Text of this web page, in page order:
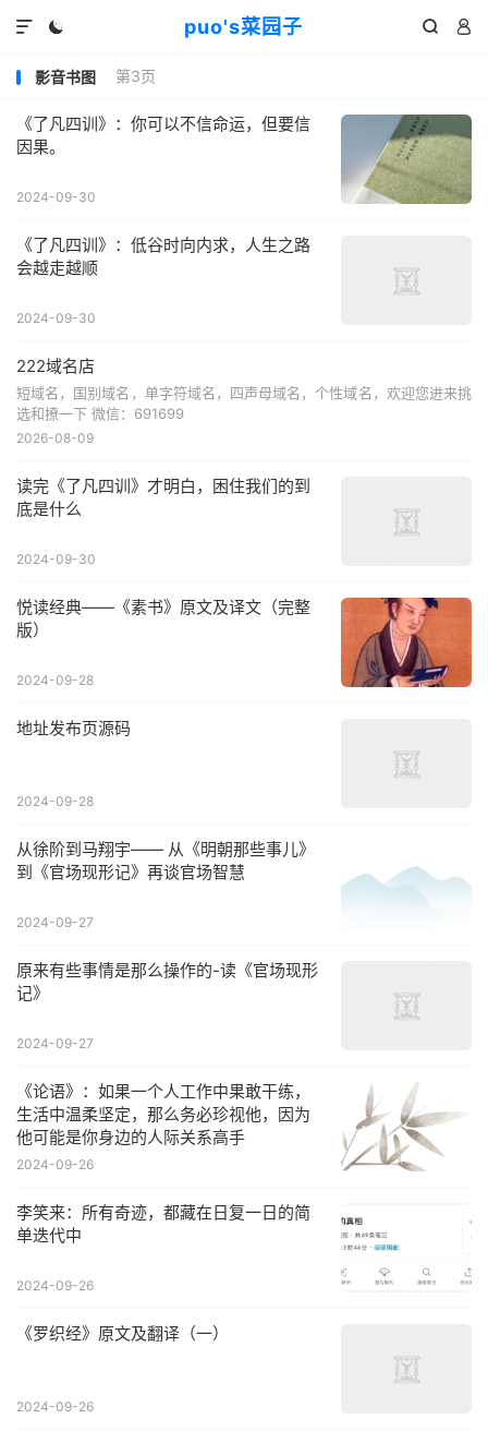
puo's菜园子
  

影音书图 第3页
《了凡四训》：你可以不信命运，但要信
因果。
2024-09-30
《了凡四训》：低谷时向内求，人生之路
会越走越顺
2024-09-30
222域名店
短域名，国别域名，单字符域名，四声母域名，个性域名，欢迎您进来挑
选和撩一下 微信：691699
2026-08-09
读完《了凡四训》才明白，困住我们的到
底是什么
2024-09-30
悦读经典——《素书》原文及译文（完整
版）
2024-09-28
地址发布页源码
2024-09-28
从徐阶到马翔宇—— 从《明朝那些事儿》
到《官场现形记》再谈官场智慧
2024-09-27
原来有些事情是那么操作的-读《官场现形
记》
2024-09-27
《论语》：如果一个人工作中果敢干练，
生活中温柔坚定，那么务必珍视他，因为
他可能是你身边的人际关系高手
2024-09-26
李笑来：所有奇迹，都藏在日复一日的简
单迭代中
2024-09-26
《罗织经》原文及翻译（一）
2024-09-26